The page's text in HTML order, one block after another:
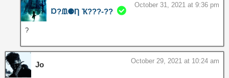
Ɒ?ᙢ⚈Ƞ Ҡ???‐??
October 31, 2021 at 9:36 pm
?
Jo October 29, 2021 at 10:24 am